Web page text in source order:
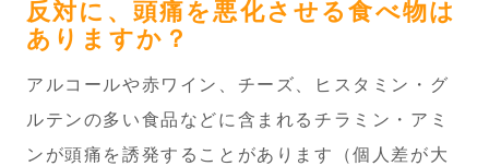
反対に、頭痛を悪化させる食べ物は
ありますか？
アルコールや赤ワイン、チーズ、ヒスタミン・グ
ルテンの多い食品などに含まれるチラミン・アミ
ンが頭痛を誘発することがあります（個人差が大